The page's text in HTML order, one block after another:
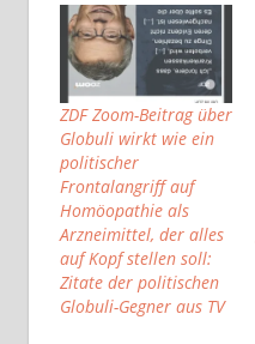
ZDF Zoom-Beitrag über
Globuli wirkt wie ein
politischer
Frontalangriff auf
Homöopathie als
Arzneimittel, der alles
auf Kopf stellen soll:
Zitate der politischen
Globuli-Gegner aus TV